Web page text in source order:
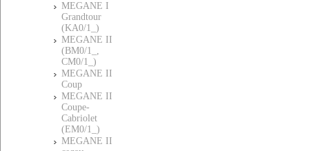
MEGANE I
Grandtour
(KA0/1_)
MEGANE II
(BM0/1_,
CM0/1_)
MEGANE II
Coup
MEGANE II
Coupe-
Cabriolet
(EM0/1_)
MEGANE II